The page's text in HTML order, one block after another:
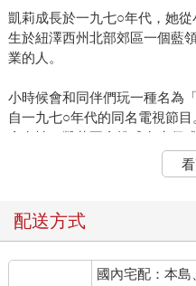
凱莉成長於一九七○年代，她
生於紐澤西州北部郊區一個藍
業的人。
小時候會和同伴們玩一種名為
自一九七○年代的同名電視節
會女性。凱莉不會扮成女牛仔
的單身職業女性」。她超愛主
功！」她很喜歡女主角那個拋
度過她的求學生涯。《第九條
規定聯邦政府資助的教育計畫
配送方式
國內宅配：本島